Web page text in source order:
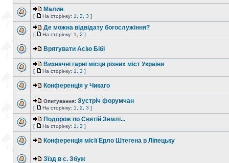
Малин
[ На сторінку: 1 2 3 ]
Де можна відвідату богослужіння?
[ На сторінку: 1 2 ]
Врятувати Асію Бібі
Визначні гарні місця різних міст України
[ На сторінку: 1 2 ]
Конференція у Чикаго
Опитування: Зустріч форумчан
[ На сторінку: 1 2 3 ]
Подорож по Святій Землі...
[ На сторінку: 1 2 ]
Конференція місії Ерло Штегена в Ліпецьку
Зїзд в с. Збуж